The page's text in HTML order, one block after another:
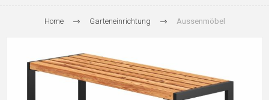
Home Garteneinrichtung Aussenmöbel